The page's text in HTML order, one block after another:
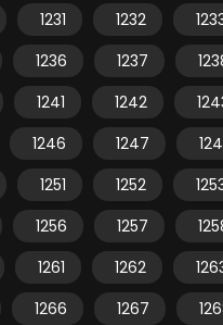
1231 1232
1236 1237
1241 1242
1246 1247
1251 1252
1256 1257
1261 1262
1266 1267